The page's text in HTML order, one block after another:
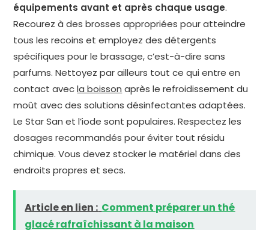
équipements avant et après chaque usage.
Recourez à des brosses appropriées pour atteindre
tous les recoins et employez des détergents
spécifiques pour le brassage, c’est-à-dire sans
parfums. Nettoyez par ailleurs tout ce qui entre en
contact avecla boisson après le refroidissement du
moût avec des solutions désinfectantes adaptées.
Le Star San et l’iode sont populaires. Respectez les
dosages recommandés pour éviter tout résidu
chimique. Vous devez stocker le matériel dans des
endroits propres et secs.
Article en lien : Comment préparer un thé
glacé rafraîchissant à la maison